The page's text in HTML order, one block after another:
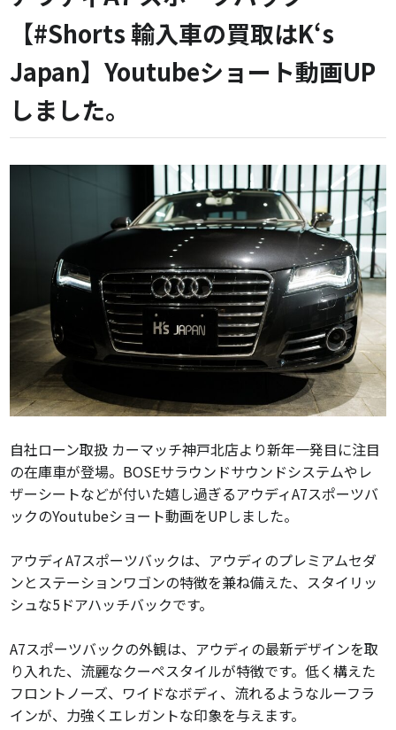
【#Shorts 輸入車の買取はK‘s
Japan】Youtubeショート動画UP
しました。
自社ローン取扱 カーマッチ神戸北店より新年一発目に注目
の在庫車が登場。BOSEサラウンドサウンドシステムやレ
ザーシートなどが付いた嬉し過ぎるアウディA7スポーツバ
ックのYoutubeショート動画をUPしました。
アウディA7スポーツバックは、アウディのプレミアムセダ
ンとステーションワゴンの特徴を兼ね備えた、スタイリッ
シュな5ドアハッチバックです。
A7スポーツバックの外観は、アウディの最新デザインを取
り入れた、流麗なクーペスタイルが特徴です。低く構えた
フロントノーズ、ワイドなボディ、流れるようなルーフラ
インが、力強くエレガントな印象を与えます。